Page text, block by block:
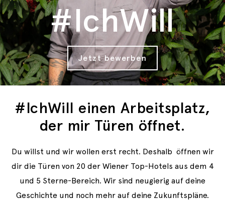
#IchWill
Jetzt bewerben
#IchWill einen Arbeitsplatz,
der mir Türen öffnet.
Du willst und wir wollen erst recht. Deshalb öffnen wir
dir die Türen von 20 der Wiener Top-Hotels aus dem 4
und 5 Sterne-Bereich. Wir sind neugierig auf deine
Geschichte und noch mehr auf deine Zukunftspläne.